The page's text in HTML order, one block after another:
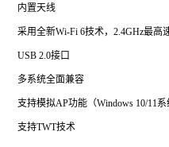
内置天线
采用全新Wi-Fi 6技术，2.4GHz最高
USB 2.0接口
多系统全面兼容
支持模拟AP功能（Windows 10/11系
支持TWT技术